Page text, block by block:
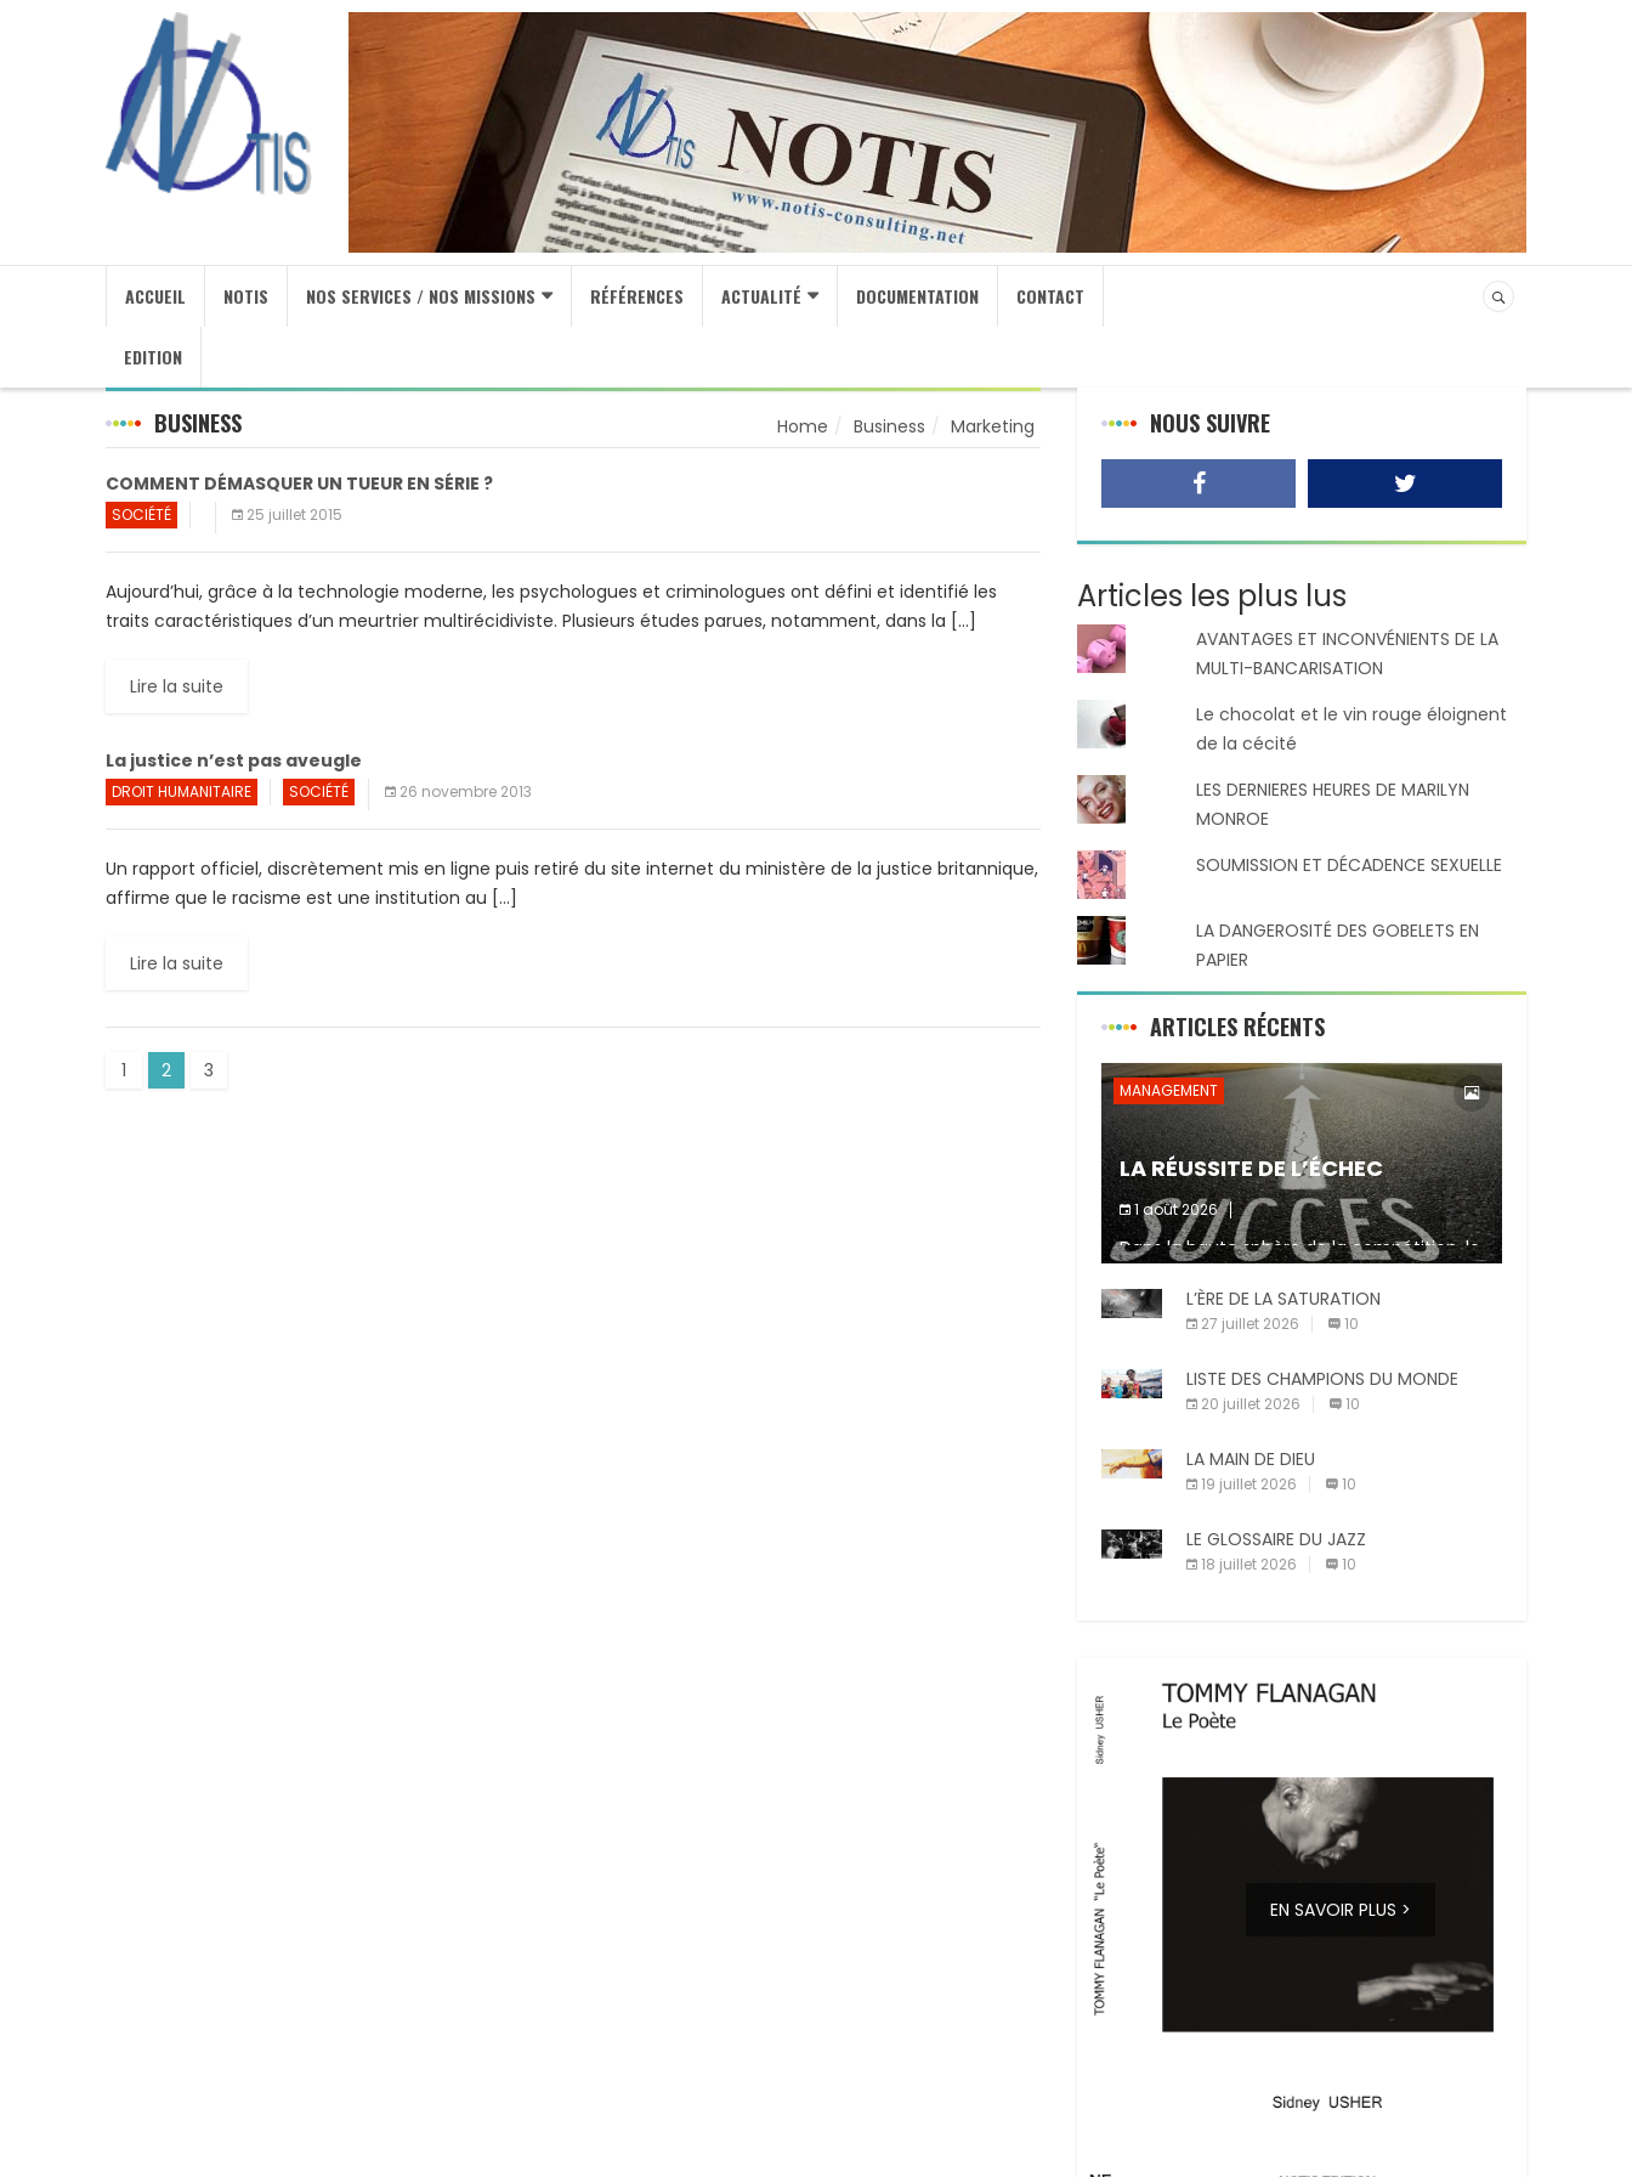
ACCUEIL NOTIS NOS SERVICES / NOS MISSIONS RÉFÉRENCES ACTUALITÉ DOCUMENTATION CONTACT
EDITION
BUSINESS Home Business Marketing
COMMENT DÉMASQUER UN TUEUR EN SÉRIE ?
SOCIÉTÉ 25 juillet 2015
Aujourd’hui, grâce à la technologie moderne, les psychologues et criminologues ont défini et identifié les
traits caractéristiques d’un meurtrier multirécidiviste. Plusieurs études parues, notamment, dans la […]
Lire la suite
La justice n’est pas aveugle
DROIT HUMANITAIRE SOCIÉTÉ 26 novembre 2013
Un rapport officiel, discrètement mis en ligne puis retiré du site internet du ministère de la justice britannique,
affirme que le racisme est une institution au […]
Lire la suite
1 2 3
NOUS SUIVRE
Articles les plus lus
AVANTAGES ET INCONVÉNIENTS DE LA
MULTI-BANCARISATION
Le chocolat et le vin rouge éloignent
de la cécité
LES DERNIERES HEURES DE MARILYN
MONROE
SOUMISSION ET DÉCADENCE SEXUELLE
LA DANGEROSITÉ DES GOBELETS EN
PAPIER
ARTICLES RÉCENTS
MANAGEMENT
LA RÉUSSITE DE L’ÉCHEC
1 août 2026
Dans la haute sphère de la compétition, le
fait de ne pas atteindre un objectif est un
signe d’incompétence et une source de
sanctions diverses (avertissement, […]
L’ÈRE DE LA SATURATION
27 juillet 2026 10
LISTE DES CHAMPIONS DU MONDE
20 juillet 2026 10
LA MAIN DE DIEU
19 juillet 2026 10
LE GLOSSAIRE DU JAZZ
18 juillet 2026 10
EN SAVOIR PLUS >